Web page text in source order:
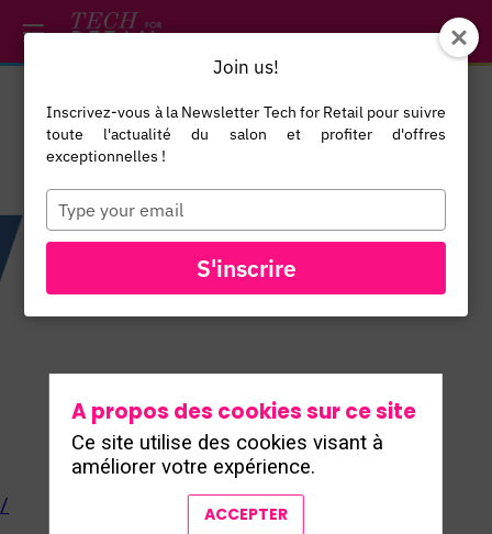
TOUS LES
A propos des cookies sur ce site
Ce site utilise des cookies visant à
améliorer votre expérience.
ACCEPTER
*/
Join us!
Inscrivez-vous à la Newsletter Tech for Retail pour suivre
toute l'actualité du salon et profiter d'offres
exceptionnelles !
Type
your
email
S'inscrire